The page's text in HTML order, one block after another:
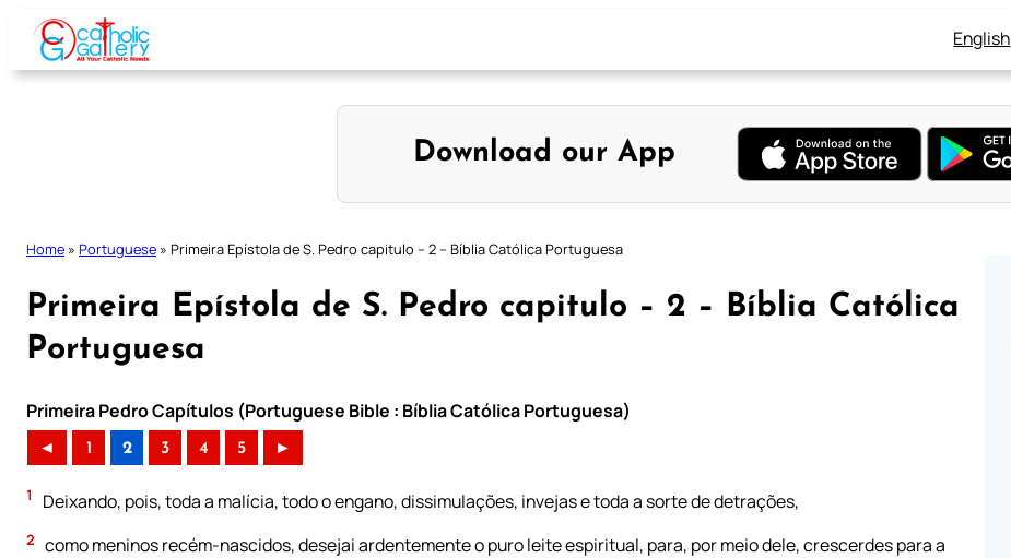
Skip
content
English
Download our App
Home » Portuguese » Primeira Epístola de S. Pedro capitulo – 2 – Bíblia Católica Portuguesa
Primeira Epístola de S. Pedro capitulo – 2 – Bíblia Católica
Portuguesa
Primeira Pedro Capítulos (Portuguese Bible : Bíblia Católica Portuguesa)
◄ 1 2 3 4 5 ►
1 Deixando, pois, toda a malícia, todo o engano, dissimulações, invejas e toda a sorte de detrações,
2 como meninos recém-nascidos, desejai ardentemente o puro leite espiritual, para, por meio dele, crescerdes para a